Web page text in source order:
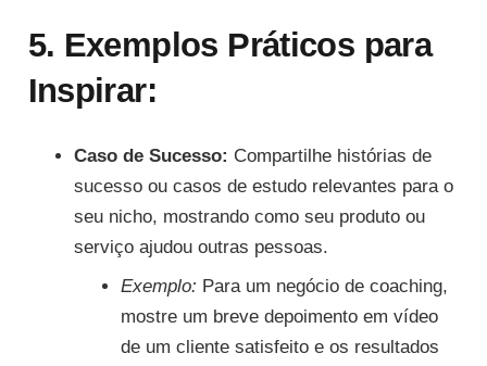
5. Exemplos Práticos para
Inspirar:
Caso de Sucesso: Compartilhe histórias de
sucesso ou casos de estudo relevantes para o
seu nicho, mostrando como seu produto ou
serviço ajudou outras pessoas.
Exemplo: Para um negócio de coaching,
mostre um breve depoimento em vídeo
de um cliente satisfeito e os resultados